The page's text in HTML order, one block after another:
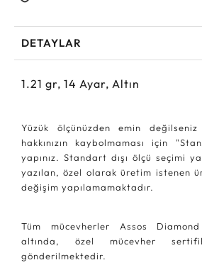
DETAYLAR
1.21 gr, 14 Ayar, Altın
Yüzük ölçünüzden emin
hakkınızın kaybolmaması için
yapınız. Standart dışı ölçü seçimi
yazılan, özel olarak üretim istenen
değişim yapılamamaktadır.
Tüm mücevherler Assos
altında, özel mücevher
gönderilmektedir.